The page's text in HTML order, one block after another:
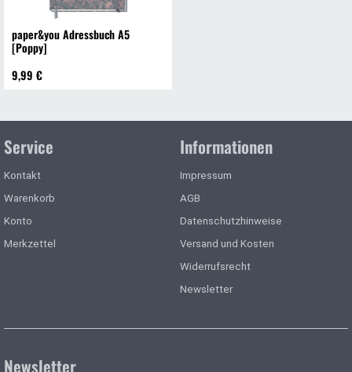
paper&you Adressbuch A5
[Poppy]
9,99 €
Service
Kontakt
Warenkorb
Konto
Merkzettel
Informationen
Impressum
AGB
Datenschutzhinweise
Versand und Kosten
Widerrufsrecht
Newsletter
Newsletter